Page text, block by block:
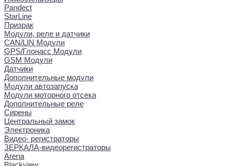
Pandect
StarLine
Призрак
Модули, реле и датчики
CAN/LIN Модули
GPS/Глонасс Модули
GSM Модули
Датчики
Дополнительные модули
Модули автозапуска
Модули моторного отсека
Дополнительные реле
Сирены
Центральный замок
Электроника
Видео- регистраторы
ЗЕРКАЛА-видеорегистраторы
Arena